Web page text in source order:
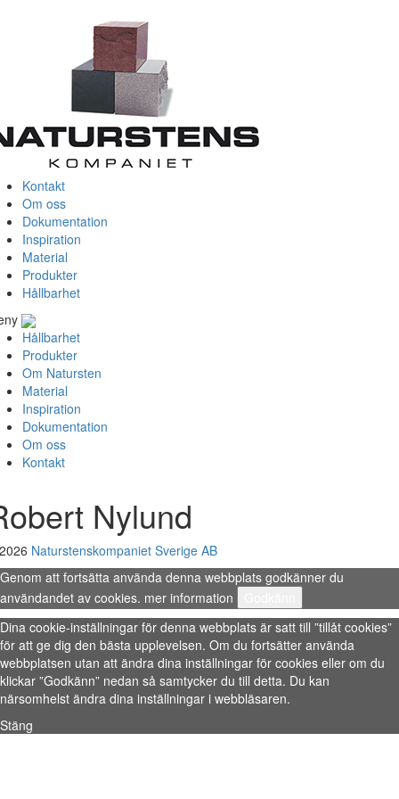
Kontakt
Om oss
Dokumentation
Inspiration
Material
Produkter
Hållbarhet
Hållbarhet
Produkter
Om Natursten
Material
Inspiration
Dokumentation
Om oss
Kontakt
Nylund
Naturstenskompaniet Sverige AB
Genom att fortsätta använda denna webbplats godkänner du
användandet av cookies. mer information
Dina cookie-inställningar för denna webbplats är satt till ”tillåt cookies”
för att ge dig den bästa upplevelsen. Om du fortsätter använda
webbplatsen utan att ändra dina inställningar för cookies eller om du
klickar ”Godkänn” nedan så samtycker du till detta. Du kan
närsomhelst ändra dina inställningar i webbläsaren.
Stäng